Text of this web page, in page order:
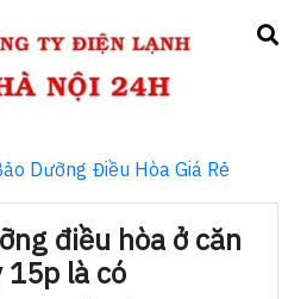
Dưỡng Điều Hòa Giá Rẻ
điều hòa ở căn
15p là có